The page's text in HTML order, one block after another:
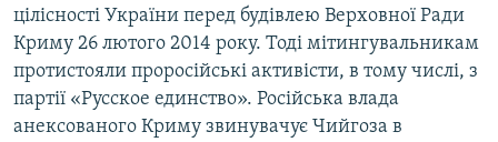
цілісності України перед будівлею Верховної Ради
Криму 26 лютого 2014 року. Тоді мітингувальникам
протистояли проросійські активісти, в тому числі, з
партії «Русское единство». Російська влада
анексованого Криму звинувачує Чийгоза в